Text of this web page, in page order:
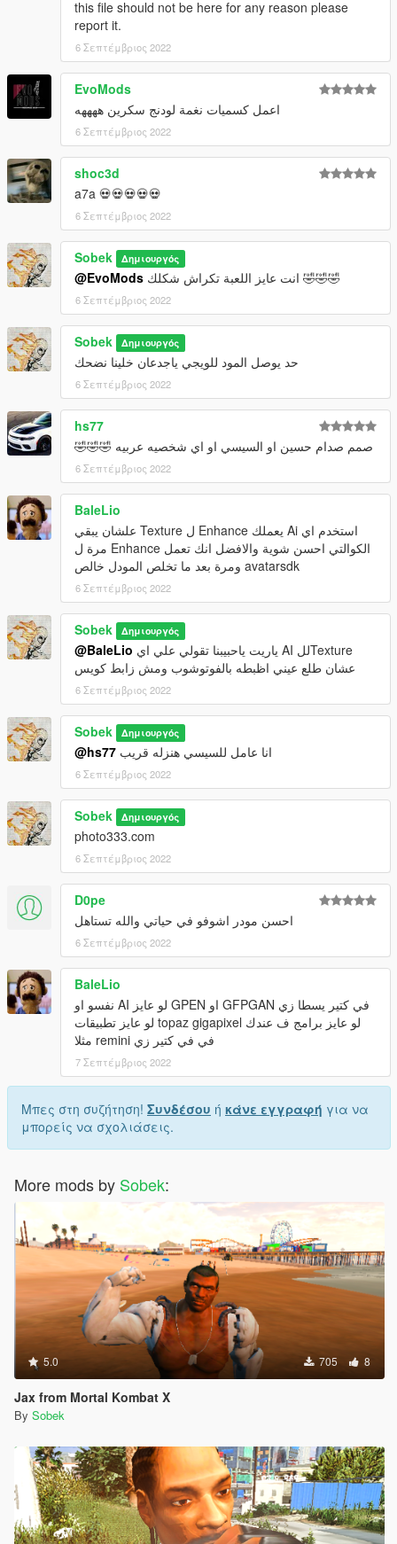
this file should not be here for any reason please
report it.
6 Σεπτέμβριος 2022
EvoMods
اعمل كسميات نغمة لودنج سكرين ههههه
6 Σεπτέμβριος 2022
shoc3d
a7a 💀💀💀💀💀
6 Σεπτέμβριος 2022
Sobek Δημιουργός
@EvoMods انت عايز اللعبة تكراش شكلك 🤣🤣🤣
6 Σεπτέμβριος 2022
Sobek Δημιουργός
حد يوصل المود للويجي ياجدعان خلينا نضحك
6 Σεπτέμβριος 2022
hs77
صمم صدام حسين او السيسي او اي شخصيه عربيه 🤣🤣🤣
6 Σεπτέμβριος 2022
BaleLio
استخدم اي Ai يعملك Enhance ل Texture علشان يبقي
الكوالتي احسن شوية والافضل انك تعمل Enhance مرة ل
avatarsdk ومرة بعد ما تخلص المودل خالص
6 Σεπτέμβριος 2022
Sobek Δημιουργός
@BaleLio
ياريت ياحبيبنا تقولي علي اي AI للTexture
عشان طلع عيني اظبطه بالفوتوشوب ومش زابط كويس
6 Σεπτέμβριος 2022
Sobek Δημιουργός
@hs77 انا عامل للسيسي هنزله قريب
6 Σεπτέμβριος 2022
Sobek Δημιουργός
photo333.com
6 Σεπτέμβριος 2022
D0pe
احسن مودر اشوفو في حياتي والله تستاهل
6 Σεπτέμβριος 2022
BaleLio
في كتير يسطا زي GFPGAN او GPEN لو عايز AI نفسو او
لو عايز برامج ف عندك topaz gigapixel لو عايز تطبيقات
في في كتير زي remini مثلا
7 Σεπτέμβριος 2022
Μπες στη συζήτηση! Συνδέσου ή κάνε εγγραφή για να
μπορείς να σχολιάσεις.
More mods by Sobek:
5.0 705 8
Jax from Mortal Kombat X
By Sobek